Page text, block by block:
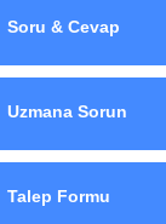
Soru & Cevap
Uzmana Sorun
Talep Formu